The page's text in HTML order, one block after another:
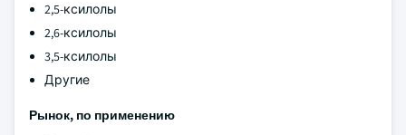
2,5-ксилолы
2,6-ксилолы
3,5-ксилолы
Другие
Рынок, по применению